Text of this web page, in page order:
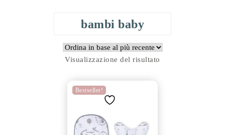
bambi baby
Visualizzazione del risultato
Bestseller!